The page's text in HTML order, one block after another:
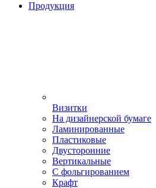
Продукция
Визитки
На дизайнерской бумаге
Ламинированные
Пластиковые
Двусторонние
Вертикальные
С фольгированием
Крафт